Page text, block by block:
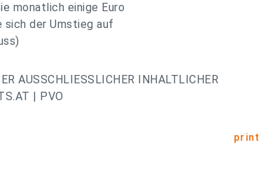
monatlich einige Euro
sich der Umstieg auf
AUSSCHLIESSLICHER INHALTLICHER
| PVO
print